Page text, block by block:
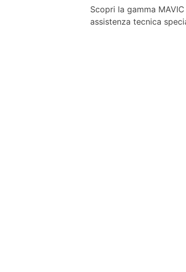
Scopri la gamma
assistenza tecnica